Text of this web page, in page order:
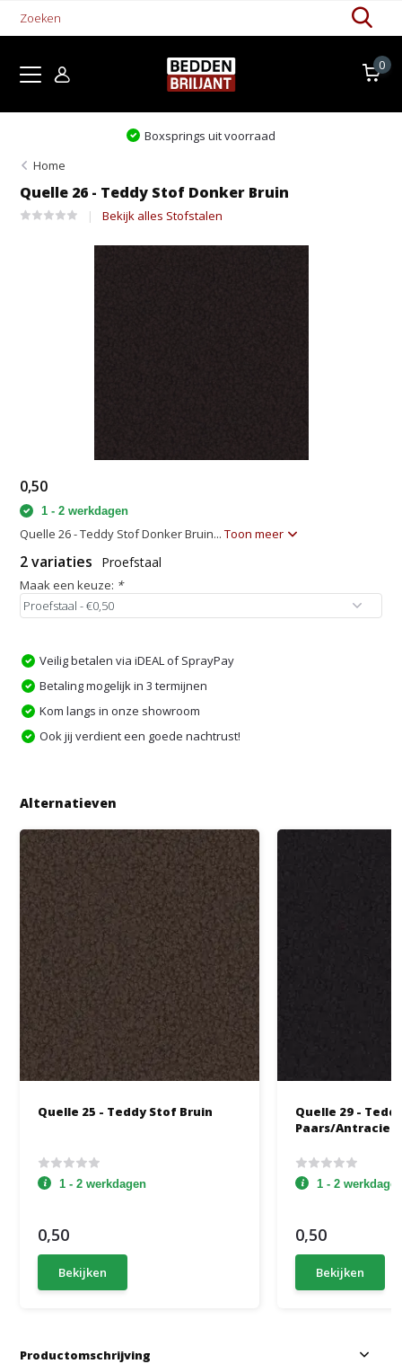
0
Boxsprings uit voorraad
Home
Quelle 26 - Teddy Stof Donker Bruin
Bekijk alles Stofstalen
0,50
1 - 2 werkdagen
Quelle 26 - Teddy Stof Donker Bruin...Toon meer
2 variaties Proefstaal
Maak een keuze: *
Veilig betalen via iDEAL of SprayPay
Betaling mogelijk in 3 termijnen
Kom langs in onze showroom
Ook jij verdient een goede nachtrust!
Alternatieven
Quelle 25 - Teddy Stof Bruin
1 - 2 werkdagen
0,50
Bekijken
Quelle 29 -
Paars/Antraciet
1 - 2
0,50
Bekijken
Productomschrijving